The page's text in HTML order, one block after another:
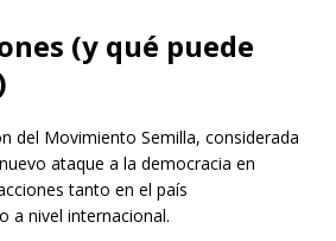
(y qué puede
del Movimiento Semilla, considerada
ataque a la democracia en
tanto en el país
a nivel internacional.